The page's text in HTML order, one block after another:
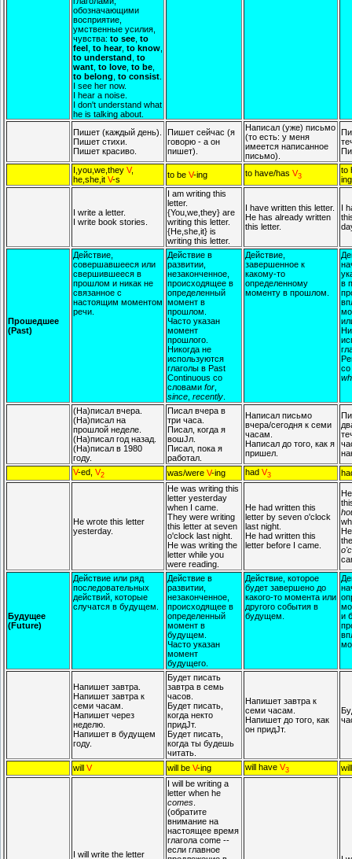
обозначающими
восприятие,
умственные усилия,
чувства: to see to
feel to hear, to know
to understand to
want to love to be
to belong to consist
I see her now.
I hear a noise.
I don't understand what
he is talking about.
Пишет (каждый день).
Пишет стихи.
Пишет красиво.
Пишет сейчас (я
говорю - а он
пишет).
Написал (уже) письмо
(то есть: у меня
имеется написанное
письмо).
I,you,we,they V,
he,she,it V-s to be V-ing to have/has V3
to
ing
I write a letter.
I write book stories.
I am writing this
letter.
{You,we,they} are
writing this letter.
{He,she,it} is
writing this letter.
I have written this letter.
He has already written
this letter.
I
Прошедшее
(Past)
Действие,
совершавшееся или
свершившееся в
прошлом и никак не
связанное с
настоящим моментом
речи.
Действие в
развитии,
незаконченное,
происходящее в
определенный
момент в
прошлом.
Часто указан
момент
прошлого.
Никогда не
используются
глаголы в Past
Continuous со
словами for,
since, recently.
Действие,
завершенное к
какому-то
определенному
моменту в прошлом.
в
(На)писал вчера.
(На)писал на
прошлой неделе.
(На)писал год назад.
(На)писал в 1980
году.
Писал вчера в
три часа.
Писал, когда я
вошЈл.
Писал, пока я
работал.
Написал письмо
вчера/сегодня к семи
часам.
Написал до того, как я
пришел.
V-ed, V2 was/were V-ing had V3
He wrote this letter
yesterday.
He was writing this
letter yesterday
when I came.
They were writing
this letter at seven
o'clock last night.
He was writing the
letter while you
were reading.
He had written this
letter by seven o'clock
last night.
He had written this
letter before I came.
Будущее
(Future)
Действие или ряд
последовательных
действий, которые
случатся в будущем.
Действие в
развитии,
незаконченное,
происходящее в
определенный
момент в
будущем.
Часто указан
момент
будущего.
Действие, которое
будет завершено до
какого-то момента или
другого события в
будущем.
и
Напишет завтра.
Напишет завтра к
семи часам.
Напишет через
неделю.
Напишет в будущем
году.
Будет писать
завтра в семь
часов.
Будет писать,
когда некто
придЈт.
Будет писать,
когда ты будешь
читать.
Напишет завтра к
семи часам.
Напишет до того, как
он придЈт.
will V will be V-ing will have V3
I will write the letter
I will be writing a
letter when he
comes.
(обратите
внимание на
настоящее время
глагола come --
если главное